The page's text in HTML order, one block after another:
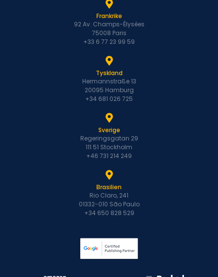
Frankrike
92 Av. Champs-Élysées
75008 Paris
+33 6 77 23 99 59
Tyskland
Hermannstraße 13
20095 Hamburg
+34 681 026 725
Sverige
Regeringsgatan 29
111 51 Stockholm
+46 731 214 249
Brasilien
Rio Claro, 241
01332-010 São Paulo
+34 650 828 529